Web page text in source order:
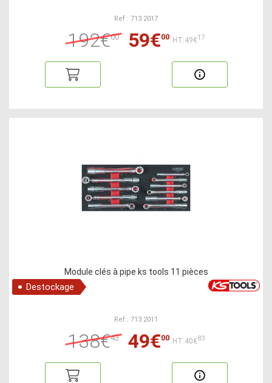
Ref : 713.2017
192€00 59€00 HT:49€17
Module clés à pipe ks tools 11 pièces
Destockage
Ref : 713.2011
138€43 49€00 HT:40€83